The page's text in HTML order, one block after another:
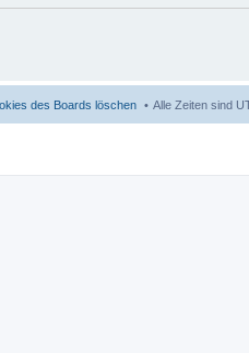
Alle Zeiten sind
des Boards löschen